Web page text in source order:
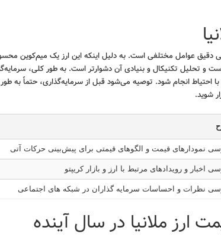
دقیق عوامل مختلفی است. به دلیل اینکه این ارز یک میم‌کوین
و تحلیل تکنیکال و بنیادی آن دشوارتر است. به طور کلی،
با احتیاط انجام شود. توصیه می‌شود قبل از سرمایه‌گذاری، حتماً به
شوید.
نمودارهای قیمت و الگوهای قیمتی برای پیش‌بینی حرکات آتی
اخبار و رویدادهای مرتبط با ارز و بازار کریپتو
نظرات و احساسات سرمایه گذاران در شبکه های اجتماعی
ارز ملانیا در سال آینده